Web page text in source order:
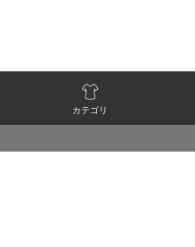
カテゴリ